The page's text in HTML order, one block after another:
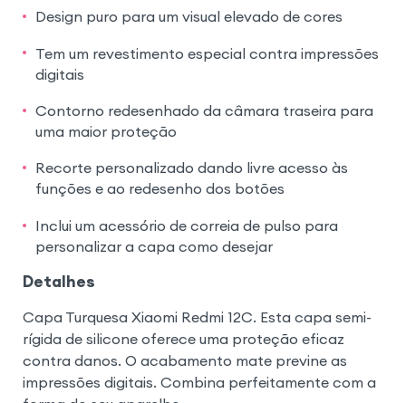
Design puro para um visual elevado de cores
Tem um revestimento especial contra impressões
digitais
Contorno redesenhado da câmara traseira para
uma maior proteção
Recorte personalizado dando livre acesso às
funções e ao redesenho dos botões
Inclui um acessório de correia de pulso para
personalizar a capa como desejar
Detalhes
Capa Turquesa Xiaomi Redmi 12C. Esta capa semi-
rígida de silicone oferece uma proteção eficaz
contra danos. O acabamento mate previne as
impressões digitais. Combina perfeitamente com a